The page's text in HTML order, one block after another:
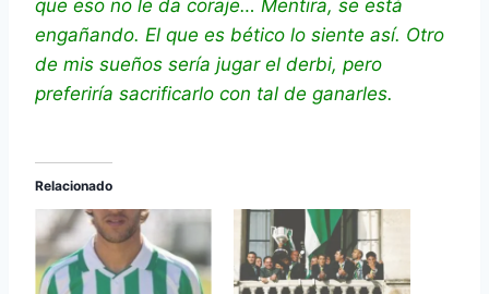
que eso no le da coraje… Mentira, se está
engañando. El que es bético lo siente así. Otro
de mis sueños sería jugar el derbi, pero
preferiría sacrificarlo con tal de ganarles.
Relacionado